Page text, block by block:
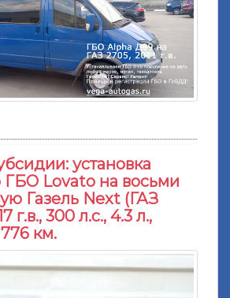
установка
ГБО Lovato на восьми
Газель Next (ГАЗ
г.в., 300 л.с., 4.3 л.,
км.